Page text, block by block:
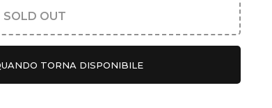
SOLD OUT
TORNA DISPONIBILE